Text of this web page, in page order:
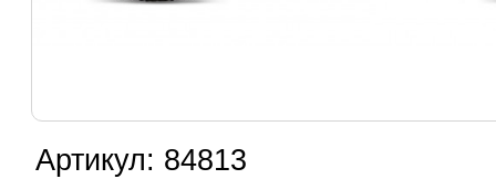
Артикул: 84813